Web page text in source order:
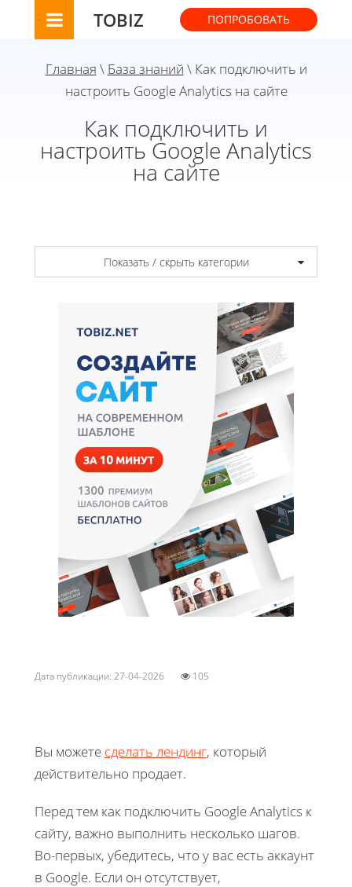
TOBIZ ПОПРОБОВАТЬ
Главная \ База знаний \ Как подключить и
настроить Google Analytics на сайте
Как подключить и
настроить Google Analytics
на сайте
Показать / скрыть категории
Дата публикации: 27-04-2026 105
Вы можете сделать лендинг, который
действительно продает.
Перед тем как подключить Google Analytics к
сайту, важно выполнить несколько шагов.
Во-первых, убедитесь, что у вас есть аккаунт
в Google. Если он отсутствует,